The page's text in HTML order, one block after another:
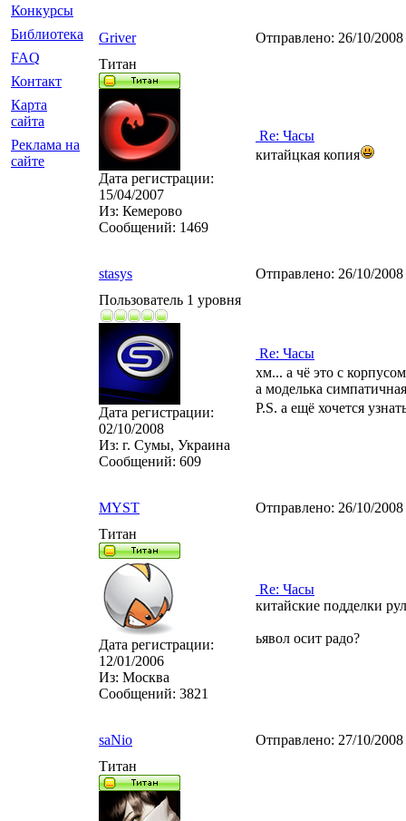
Конкурсы
Библиотека
FAQ
Контакт
Карта
сайта
Реклама на
сайте
Griver Отправлено: 26/10/
Титан
Дата регистрации:
15/04/2007
Из: Кемерово
Сообщений: 1469
Re: Часы
китайцкая копия
stasys Отправлено: 26/10/
Пользователь 1 уровня
Дата регистрации:
02/10/2008
Из: г. Сумы, Украина
Сообщений: 609
Re: Часы
хм... а чё это с
а моделька
P.S. а ещё хочется
MYST Отправлено: 26/10/
Титан
Дата регистрации:
12/01/2006
Из: Москва
Сообщений: 3821
Re: Часы
китайские подделки
ьявол осит радо?
saNio Отправлено: 27/10/
Титан